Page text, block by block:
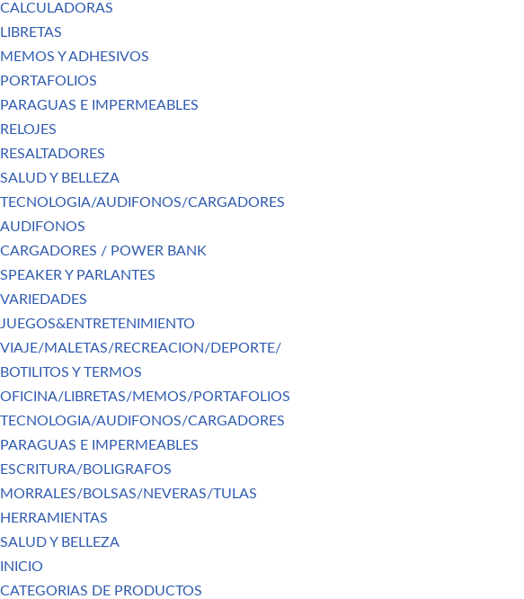
CALCULADORAS
LIBRETAS
MEMOS Y ADHESIVOS
PORTAFOLIOS
PARAGUAS E IMPERMEABLES
RELOJES
RESALTADORES
SALUD Y BELLEZA
TECNOLOGIA/AUDIFONOS/CARGADORES
AUDIFONOS
CARGADORES / POWER BANK
SPEAKER Y PARLANTES
VARIEDADES
JUEGOS&ENTRETENIMIENTO
VIAJE/MALETAS/RECREACION/DEPORTE/
BOTILITOS Y TERMOS
OFICINA/LIBRETAS/MEMOS/PORTAFOLIOS
TECNOLOGIA/AUDIFONOS/CARGADORES
PARAGUAS E IMPERMEABLES
ESCRITURA/BOLIGRAFOS
MORRALES/BOLSAS/NEVERAS/TULAS
HERRAMIENTAS
SALUD Y BELLEZA
INICIO
CATEGORIAS DE PRODUCTOS